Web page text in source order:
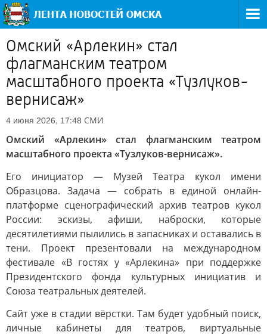
Омский «Арлекин» стал
флагманским театром
масштабного проекта «Тузлуков-
вернисаж»
4 июня 2026, 17:48 СМИ
Омский «Арлекин» стал флагманским театром
масштабного проекта «Тузлуков-вернисаж».
Его инициатор — Музей Театра кукол имени
Образцова. Задача — собрать в единой онлайн-
платформе сценографический архив театров кукол
России: эскизы, афиши, наброски, которые
десятилетиями пылились в запасниках и оставались в
тени. Проект презентовали на международном
фестивале «В гостях у «Арлекина» при поддержке
Президентского фонда культурных инициатив и
Союза театральных деятелей.
Сайт уже в стадии вёрстки. Там будет удобный поиск,
личные кабинеты для театров, виртуальные